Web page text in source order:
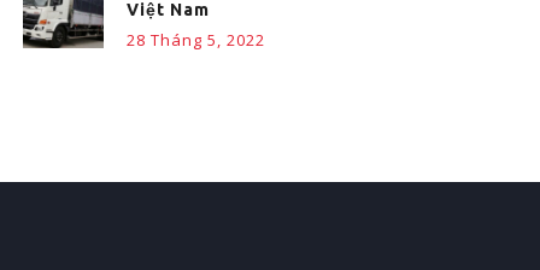
Việt Nam
28 Tháng 5, 2022